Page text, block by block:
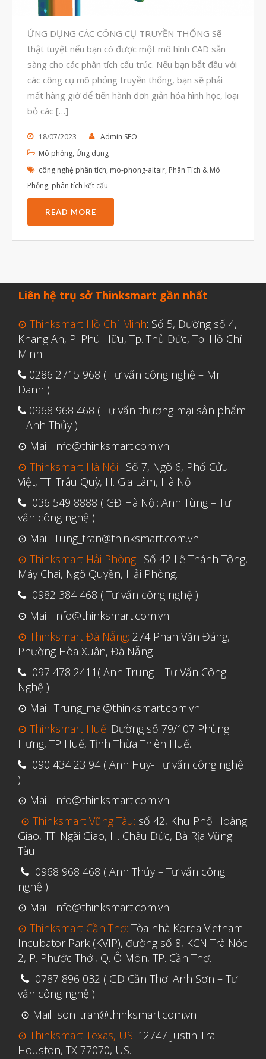
Tháng Bảy 2023
Tháng Sáu 2023
Tháng Năm 2023
Tháng Tư 2023
Tháng Mười Hai 2022
Tháng Sáu 2022
Tháng Tư 2022
Tháng Hai 2022
Tháng Mười Hai 2021
Tháng Chín 2021
Tháng Tám 2021
Tháng Sáu 2021
Tháng Năm 2021
Tháng Tư 2021
Tháng Ba 2021
Tháng Một 2021
Tháng Mười Hai 2020
Tháng Mười Một 2020
Tháng Mười 2020
Tháng Bảy 2020
Tháng Sáu 2020
Tháng Tư 2020
Tháng Ba 2020
Tháng Hai 2020
Tháng Mười 2019
Tháng Chín 2019
Tháng Tám 2019
Tháng Bảy 2019
Tháng Tư 2019
ỨNG DỤNG CÁC CÔNG CỤ TRUYỀN THỐNG Sẽ
thật tuyệt nếu bạn có được một mô hình CAD sẵn
sàng cho các phân tích cấu trúc. Nếu bạn bắt đầu với
các công cụ mô phỏng truyền thống, bạn sẽ phải
mất hàng giờ để tiến hành đơn giản hóa hình học, loại
bỏ các […]
18/07/2023
Admin SEO
Mô phỏng, Ứng dụng
công nghệ phân tích, mo-phong-altair, Phân Tích & Mô
Phỏng, phân tích kết cấu
READ MORE
Liên hệ trụ sở Thinksmart gần nhất
⊙ Thinksmart Hồ Chí Minh: Số 5, Đường số 4,
Khang An, P. Phú Hữu, Tp. Thủ Đức, Tp. Hồ Chí
Minh.
0286 2715 968 ( Tư vấn công nghệ – Mr.
Danh )
0968 968 468 ( Tư vấn thương mại sản phẩm
– Anh Thủy )
⊙ Mail: info@thinksmart.com.vn
⊙ Thinksmart Hà Nội: Số 7, Ngõ 6, Phố Cửu
Việt, TT. Trâu Quỳ, H. Gia Lâm, Hà Nội
036 549 8888 ( GĐ Hà Nội: Anh Tùng – Tư
vấn công nghệ )
⊙ Mail: Tung_tran@thinksmart.com.vn
⊙ Thinksmart Hải Phòng: Số 42 Lê Thánh Tông,
Máy Chai, Ngô Quyền, Hải Phòng.
0982 384 468 ( Tư vấn công nghệ )
⊙ Mail: info@thinksmart.com.vn
⊙ Thinksmart Đà Nẵng: 274 Phan Văn Đáng,
Phường Hòa Xuân, Đà Nẵng
097 478 2411( Anh Trung – Tư Vấn Công
Nghệ )
⊙ Mail: Trung_mai@thinksmart.com.vn
⊙ Thinksmart Huế: Đường số 79/107 Phùng
Hưng, TP Huế, Tỉnh Thừa Thiên Huế.
090 434 23 94 ( Anh Huy- Tư vấn công nghệ
)
⊙ Mail: info@thinksmart.com.vn
⊙ Thinksmart Vũng Tàu: số 42, Khu Phố Hoàng
Giao, TT. Ngãi Giao, H. Châu Đức, Bà Rịa Vũng
Tàu.
0968 968 468 ( Anh Thủy – Tư vấn công
nghệ )
⊙ Mail: info@thinksmart.com.vn
⊙ Thinksmart Cần Thơ: Tòa nhà Korea Vietnam
Incubator Park (KVIP), đường số 8, KCN Trà Nóc
2, P. Phước Thới, Q. Ô Môn, TP. Cần Thơ.
0787 896 032 ( GĐ Cần Thơ: Anh Sơn – Tư
vấn công nghệ )
⊙ Mail: son_tran@thinksmart.com.vn
⊙ Thinksmart Texas, US: 12747 Justin Trail
Houston, TX 77070, US.